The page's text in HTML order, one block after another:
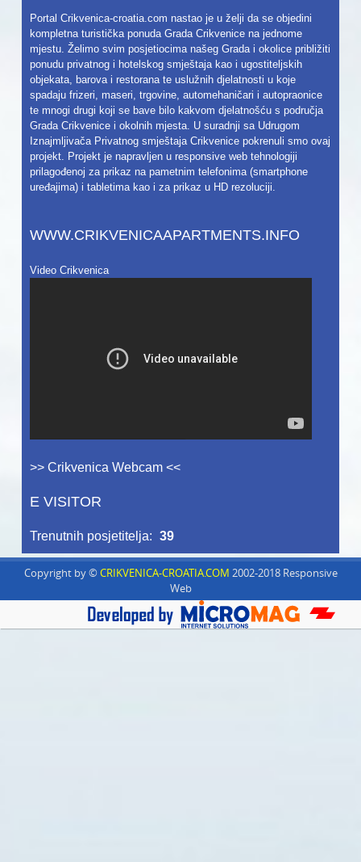
Portal Crikvenica-croatia.com nastao je u želji da se objedini
kompletna turistička ponuda Grada Crikvenice na jednome
mjestu. Želimo svim posjetiocima našeg Grada i okolice približiti
ponudu privatnog i hotelskog smještaja kao i ugostiteljskih
objekata, barova i restorana te uslužnih djelatnosti u koje
spadaju frizeri, maseri, trgovine, automehaničari i autopraonice
te mnogi drugi koji se bave bilo kakvom djelatnošću s područja
Grada Crikvenice i okolnih mjesta. U suradnji sa Udrugom
Iznajmljivača Privatnog smještaja Crikvenice pokrenuli smo ovaj
projekt. Projekt je napravljen u responsive web tehnologiji
prilagođenoj za prikaz na pametnim telefonima (smartphone
uređajima) i tabletima kao i za prikaz u HD rezoluciji.
WWW.CRIKVENICAAPARTMENTS.INFO
Video Crikvenica
>> Crikvenica Webcam <<
E VISITOR
Trenutnih posjetitelja: 39
Copyright by ©CRIKVENICA-CROATIA.COM 2002-2018 Responsive
Web